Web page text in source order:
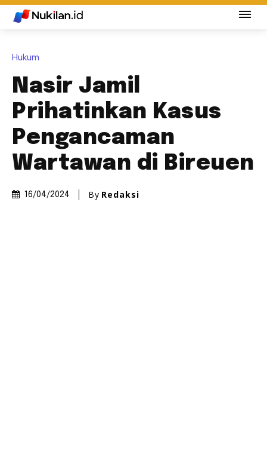
Hukum
Nasir Jamil
Prihatinkan Kasus
Pengancaman
Wartawan di Bireuen
16/04/2024 By Redaksi